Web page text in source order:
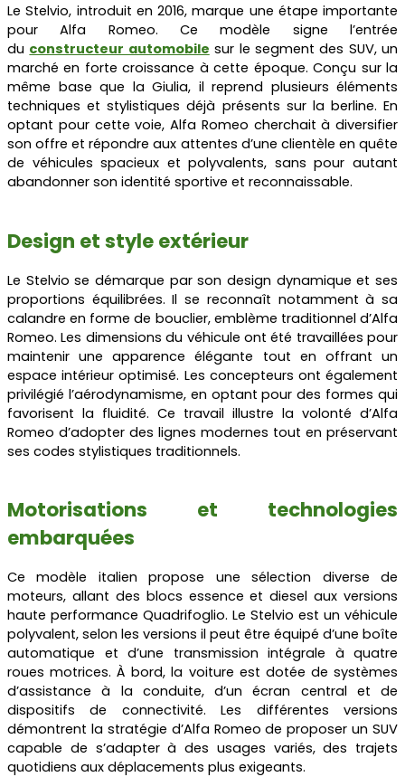
Le Stelvio, introduit en 2016, marque une étape importante
pour Alfa Romeo. Ce modèle signe l’entrée
du constructeur automobile sur le segment des SUV, un
marché en forte croissance à cette époque. Conçu sur la
même base que la Giulia, il reprend plusieurs éléments
techniques et stylistiques déjà présents sur la berline. En
optant pour cette voie, Alfa Romeo cherchait à diversifier
son offre et répondre aux attentes d’une clientèle en quête
de véhicules spacieux et polyvalents, sans pour autant
abandonner son identité sportive et reconnaissable.
Design et style extérieur
Le Stelvio se démarque par son design dynamique et ses
proportions équilibrées. Il se reconnaît notamment à sa
calandre en forme de bouclier, emblème traditionnel d’Alfa
Romeo. Les dimensions du véhicule ont été travaillées pour
maintenir une apparence élégante tout en offrant un
espace intérieur optimisé. Les concepteurs ont également
privilégié l’aérodynamisme, en optant pour des formes qui
favorisent la fluidité. Ce travail illustre la volonté d’Alfa
Romeo d’adopter des lignes modernes tout en préservant
ses codes stylistiques traditionnels.
Motorisations et technologies
embarquées
Ce modèle italien propose une sélection diverse de
moteurs, allant des blocs essence et diesel aux versions
haute performance Quadrifoglio. Le Stelvio est un véhicule
polyvalent, selon les versions il peut être équipé d’une boîte
automatique et d’une transmission intégrale à quatre
roues motrices. À bord, la voiture est dotée de systèmes
d’assistance à la conduite, d’un écran central et de
dispositifs de connectivité. Les différentes versions
démontrent la stratégie d’Alfa Romeo de proposer un SUV
capable de s’adapter à des usages variés, des trajets
quotidiens aux déplacements plus exigeants.